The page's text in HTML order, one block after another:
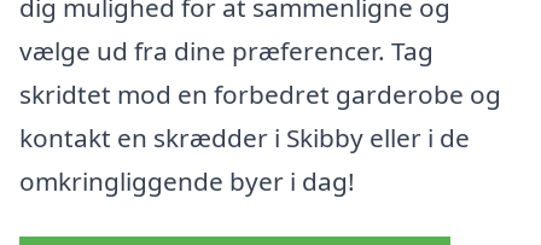
dig mulighed for at sammenligne og
vælge ud fra dine præferencer. Tag
skridtet mod en forbedret garderobe og
kontakt en skrædder i Skibby eller i de
omkringliggende byer i dag!